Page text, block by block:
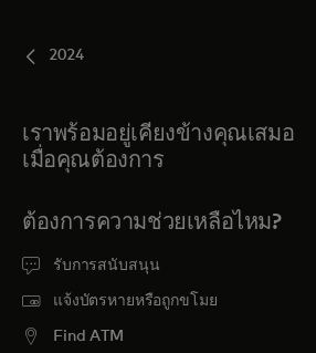
2024
เราพร้อมอยู่เคียงข้างคุณเสมอ
เมื่อคุณต้องการ
ต้องการความช่วยเหลือไหม?
รับการสนับสนุน
แจ้งบัตรหายหรือถูกขโมย
Find ATM